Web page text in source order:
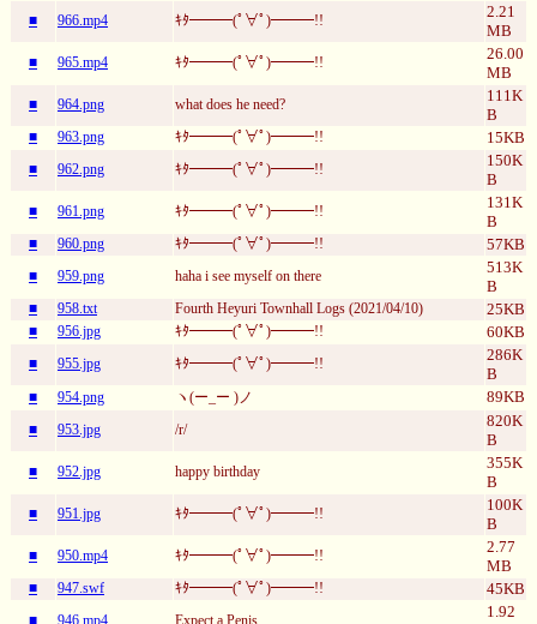
■ 966.mp4 ｷﾀ━━━(ﾟ∀ﾟ)━━━!!
2.21
MB
■ 965.mp4 ｷﾀ━━━(ﾟ∀ﾟ)━━━!!
26.00
MB
■ 964.png what does he need?
111K
B
■ 963.png ｷﾀ━━━(ﾟ∀ﾟ)━━━!! 15KB
■ 962.png ｷﾀ━━━(ﾟ∀ﾟ)━━━!!
150K
B
■ 961.png ｷﾀ━━━(ﾟ∀ﾟ)━━━!!
131K
B
■ 960.png ｷﾀ━━━(ﾟ∀ﾟ)━━━!! 57KB
■ 959.png haha i see myself on there
513K
B
■ 958.txt Fourth Heyuri Townhall Logs (2021/04/10) 25KB
■ 956.jpg ｷﾀ━━━(ﾟ∀ﾟ)━━━!! 60KB
■ 955.jpg ｷﾀ━━━(ﾟ∀ﾟ)━━━!!
286K
B
■ 954.png ヽ(ー_ー )ノ 89KB
■ 953.jpg /r/
820K
B
■ 952.jpg happy birthday
355K
B
■ 951.jpg ｷﾀ━━━(ﾟ∀ﾟ)━━━!!
100K
B
■ 950.mp4 ｷﾀ━━━(ﾟ∀ﾟ)━━━!!
2.77
MB
■ 947.swf ｷﾀ━━━(ﾟ∀ﾟ)━━━!! 45KB
■ 946.mp4 Expect a Penis.
1.92